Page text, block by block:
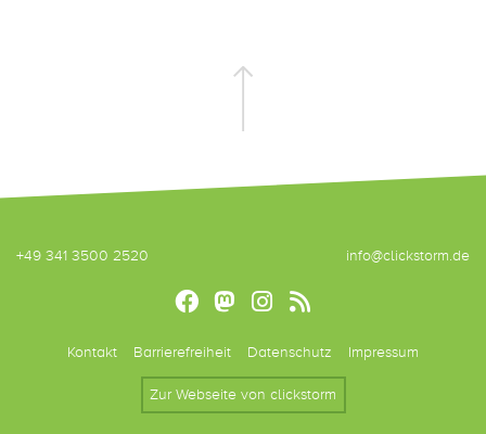
+49 341 3500 2520 info@clickstorm.de
Kontakt Barrierefreiheit Datenschutz Impressum
Zur Webseite von clickstorm